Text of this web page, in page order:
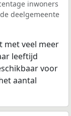
inwoners
deelgemeente
met veel meer
leeftijd
voor
aantal